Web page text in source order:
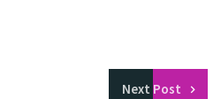
Next Post